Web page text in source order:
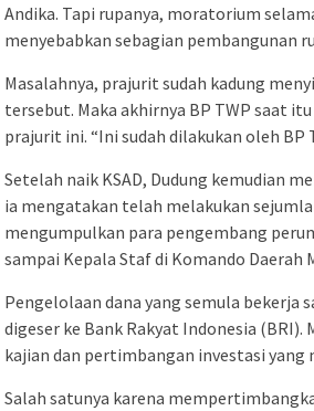
Andika. Tapi rupanya, moratorium
menyebabkan sebagian pembangunan
Masalahnya, prajurit sudah kadung
tersebut. Maka akhirnya BP TWP saat
prajurit ini. “Ini sudah dilakukan oleh BP
Setelah naik KSAD, Dudung kemudian
ia mengatakan telah melakukan
mengumpulkan para pengembang
sampai Kepala Staf di Komando Daerah
Pengelolaan dana yang semula bekerja
digeser ke Bank Rakyat Indonesia
kajian dan pertimbangan investasi yang
Salah satunya karena